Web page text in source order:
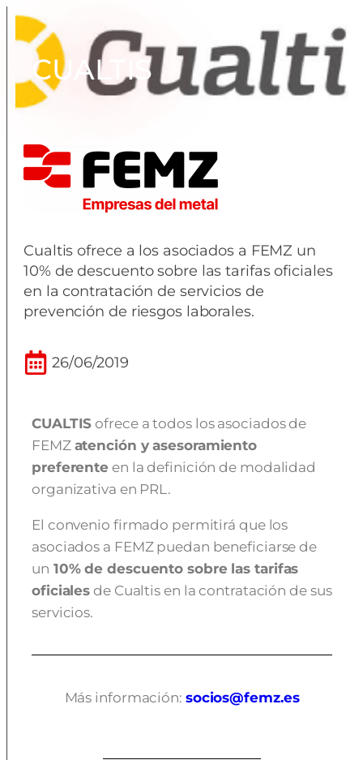
CUALTIS
Cualtis ofrece a los asociados a FEMZ un
10% de descuento sobre las tarifas oficiales
en la contratación de servicios de
prevención de riesgos laborales.
26/06/2019
CUALTIS ofrece a todos los asociados de
FEMZ atención y asesoramiento
preferente en la definición de modalidad
organizativa en PRL.
El convenio firmado permitirá que los
asociados a FEMZ puedan beneficiarse de
un 10% de descuento sobre las tarifas
oficiales de Cualtis en la contratación de sus
servicios.
Más información: socios@femz.es